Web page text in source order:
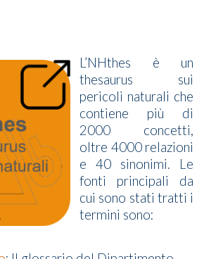
L’NHthes è un
thesaurus sui
pericoli naturali che
contiene più di
2000 concetti,
oltre 4000 relazioni
e 40 sinonimi. Le
fonti principali da
cui sono stati tratti i
termini sono: